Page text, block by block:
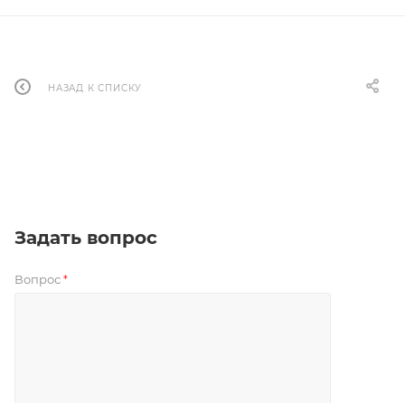
НАЗАД К СПИСКУ
Задать вопрос
Вопрос *